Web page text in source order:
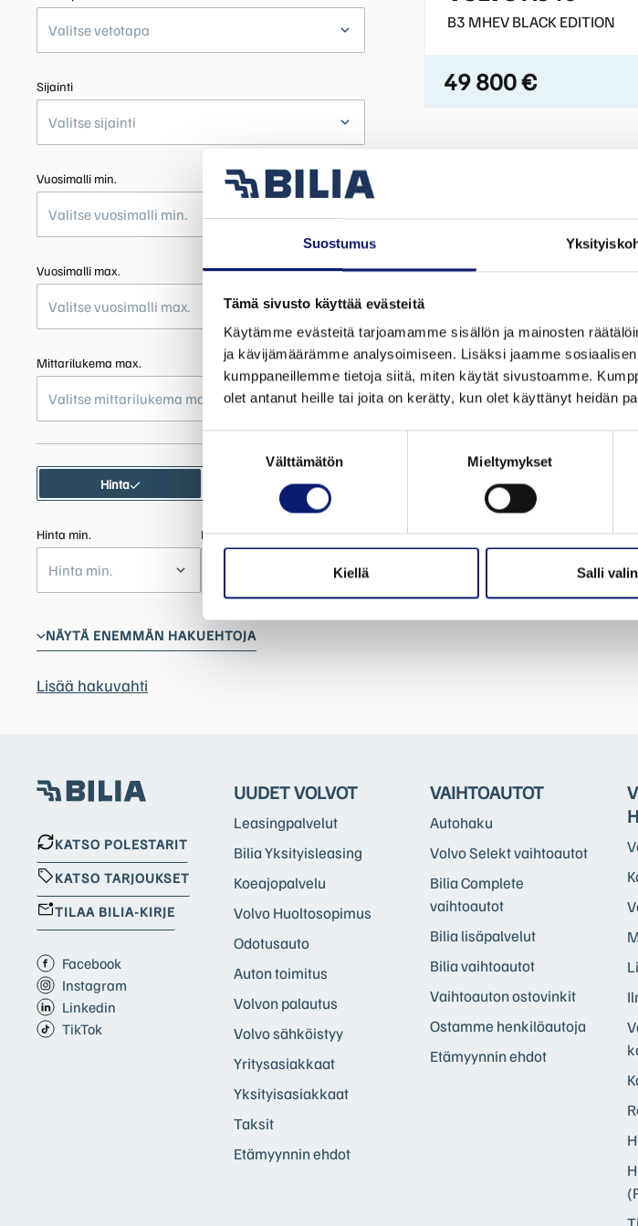
Suostumus
Tämä sivusto käyttää evästeitä
Käytämme evästeitä tarjoamamme sisällön ja mainosten
ja kävijämäärämme analysoimiseen. Lisäksi jaamme
kumppaneillemme tietoja siitä, miten käytät sivustoamme.
olet antanut heille tai joita on kerätty, kun olet käyttänyt heidän
Suostumuksen
Välttämätön Mieltymykset
Kiellä Salli
Valitse vetotapa
Sijainti
Valitse sijainti
Vuosimalli min.
Valitse vuosimalli min.
Vuosimalli max.
Valitse vuosimalli max.
Mittarilukema max.
Valitse mittarilukema max.
Hinta Kuukausierä
Hinta min.
Hinta min.
Hinta max.
NÄYTÄ ENEMMÄN HAKUEHTOJA
Lisää hakuvahti
B3 MHEV BLACK EDITION
49 800 €
KATSO POLESTARIT
KATSO TARJOUKSET
TILAA BILIA-KIRJE
Facebook
Instagram
Linkedin
TikTok
UUDET VOLVOT
Leasingpalvelut
Bilia Yksityisleasing
Koeajopalvelu
Volvo Huoltosopimus
Odotusauto
Auton toimitus
Volvon palautus
Volvo sähköistyy
Yritysasiakkaat
Yksityisasiakkaat
Taksit
Etämyynnin ehdot
VAIHTOAUTOT
Autohaku
Volvo Selekt vaihtoautot
Bilia Complete
vaihtoautot
Bilia lisäpalvelut
Bilia vaihtoautot
Vaihtoauton ostovinkit
Ostamme henkilöautoja
Etämyynnin ehdot